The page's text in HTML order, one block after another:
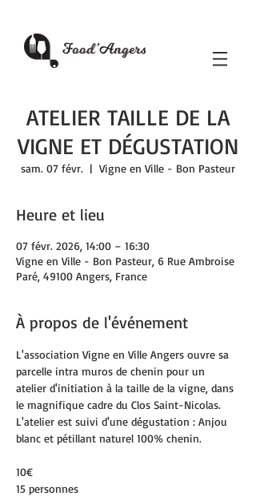
ATELIER TAILLE DE LA
VIGNE ET DÉGUSTATION
sam. 07 févr.
  |
Vigne en Ville - Bon Pasteur
Heure et lieu
07 févr. 2026, 14:00 – 16:30
Vigne en Ville - Bon Pasteur, 6 Rue Ambroise
Paré, 49100 Angers, France
À propos de l'événement
L'association Vigne en Ville Angers ouvre sa
parcelle intra muros de chenin pour un
atelier d'initiation à la taille de la vigne, dans
le magnifique cadre du Clos Saint-Nicolas.
L'atelier est suivi d'une dégustation : Anjou
blanc et pétillant naturel 100% chenin.
10€
15 personnes